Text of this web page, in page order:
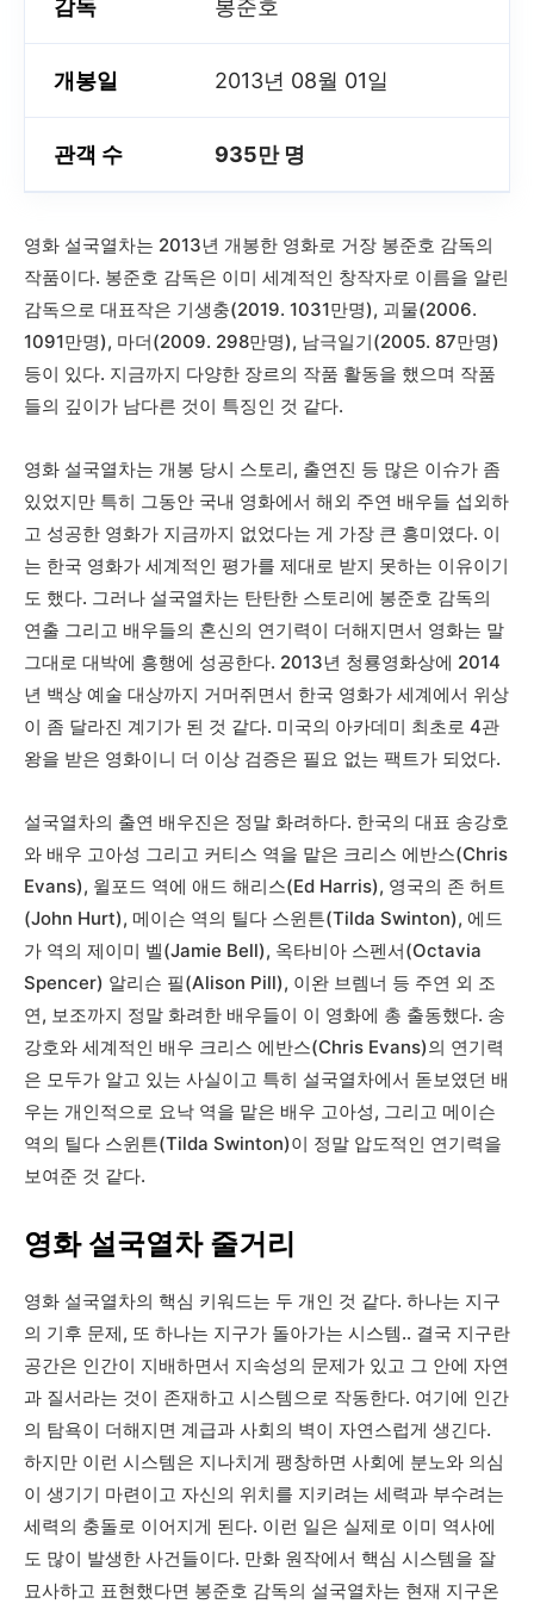
감독 봉준호
개봉일 2013년 08월 01일
관객 수 935만 명
영화 설국열차는 2013년 개봉한 영화로 거장 봉준호 감독의
작품이다. 봉준호 감독은 이미 세계적인 창작자로 이름을 알린
감독으로 대표작은 기생충(2019. 1031만명), 괴물(2006.
1091만명), 마더(2009. 298만명), 남극일기(2005. 87만명)
등이 있다. 지금까지 다양한 장르의 작품 활동을 했으며 작품
들의 깊이가 남다른 것이 특징인 것 같다.
영화 설국열차는 개봉 당시 스토리, 출연진 등 많은 이슈가 좀
있었지만 특히 그동안 국내 영화에서 해외 주연 배우들 섭외하
고 성공한 영화가 지금까지 없었다는 게 가장 큰 흥미였다. 이
는 한국 영화가 세계적인 평가를 제대로 받지 못하는 이유이기
도 했다. 그러나 설국열차는 탄탄한 스토리에 봉준호 감독의
연출 그리고 배우들의 혼신의 연기력이 더해지면서 영화는 말
그대로 대박에 흥행에 성공한다. 2013년 청룡영화상에 2014
년 백상 예술 대상까지 거머쥐면서 한국 영화가 세계에서 위상
이 좀 달라진 계기가 된 것 같다. 미국의 아카데미 최초로 4관
왕을 받은 영화이니 더 이상 검증은 필요 없는 팩트가 되었다.
설국열차의 출연 배우진은 정말 화려하다. 한국의 대표 송강호
와 배우 고아성 그리고 커티스 역을 맡은 크리스 에반스(Chris
Evans), 윌포드 역에 애드 해리스(Ed Harris), 영국의 존 허트
(John Hurt), 메이슨 역의 틸다 스윈튼(Tilda Swinton), 에드
가 역의 제이미 벨(Jamie Bell), 옥타비아 스펜서(Octavia
Spencer) 알리슨 필(Alison Pill), 이완 브렘너 등 주연 외 조
연, 보조까지 정말 화려한 배우들이 이 영화에 총 출동했다. 송
강호와 세계적인 배우 크리스 에반스(Chris Evans)의 연기력
은 모두가 알고 있는 사실이고 특히 설국열차에서 돋보였던 배
우는 개인적으로 요낙 역을 맡은 배우 고아성, 그리고 메이슨
역의 틸다 스윈튼(Tilda Swinton)이 정말 압도적인 연기력을
보여준 것 같다.
영화 설국열차 줄거리
영화 설국열차의 핵심 키워드는 두 개인 것 같다. 하나는 지구
의 기후 문제, 또 하나는 지구가 돌아가는 시스템.. 결국 지구란
공간은 인간이 지배하면서 지속성의 문제가 있고 그 안에 자연
과 질서라는 것이 존재하고 시스템으로 작동한다. 여기에 인간
의 탐욕이 더해지면 계급과 사회의 벽이 자연스럽게 생긴다.
하지만 이런 시스템은 지나치게 팽창하면 사회에 분노와 의심
이 생기기 마련이고 자신의 위치를 지키려는 세력과 부수려는
세력의 충돌로 이어지게 된다. 이런 일은 실제로 이미 역사에
도 많이 발생한 사건들이다. 만화 원작에서 핵심 시스템을 잘
묘사하고 표현했다면 봉준호 감독의 설국열차는 현재 지구온